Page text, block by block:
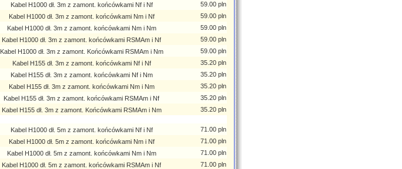
Kabel H1000 dł. 3m z zamont. końcówkami Nf i Nf 59.00 pln
Kabel H1000 dł. 3m z zamont. końcówkami Nm i Nf 59.00 pln
Kabel H1000 dł. 3m z zamont. końcówkami Nm i Nm 59.00 pln
Kabel H1000 dł. 3m z zamont. końcówkami RSMAm i Nf 59.00 pln
Kabel H1000 dł. 3m z zamont. Końcówkami RSMAm i Nm 59.00 pln
Kabel H155 dł. 3m z zamont. końcówkami Nf i Nf 35.20 pln
Kabel H155 dł. 3m z zamont. końcówkami Nf i Nm 35.20 pln
Kabel H155 dł. 3m z zamont. końcówkami Nm i Nm 35.20 pln
Kabel H155 dł. 3m z zamont. końcówkami RSMAm i Nf 35.20 pln
Kabel H155 dł. 3m z zamont. Końcówkami RSMAm i Nm
35.20 pln
Kabel H1000 dł. 5m z zamont. końcówkami Nf i Nf 71.00 pln
Kabel H1000 dł. 5m z zamont. końcówkami Nm i Nf 71.00 pln
Kabel H1000 dł. 5m z zamont. końcówkami Nm i Nm 71.00 pln
Kabel H1000 dł. 5m z zamont. końcówkami RSMAm i Nf 71.00 pln